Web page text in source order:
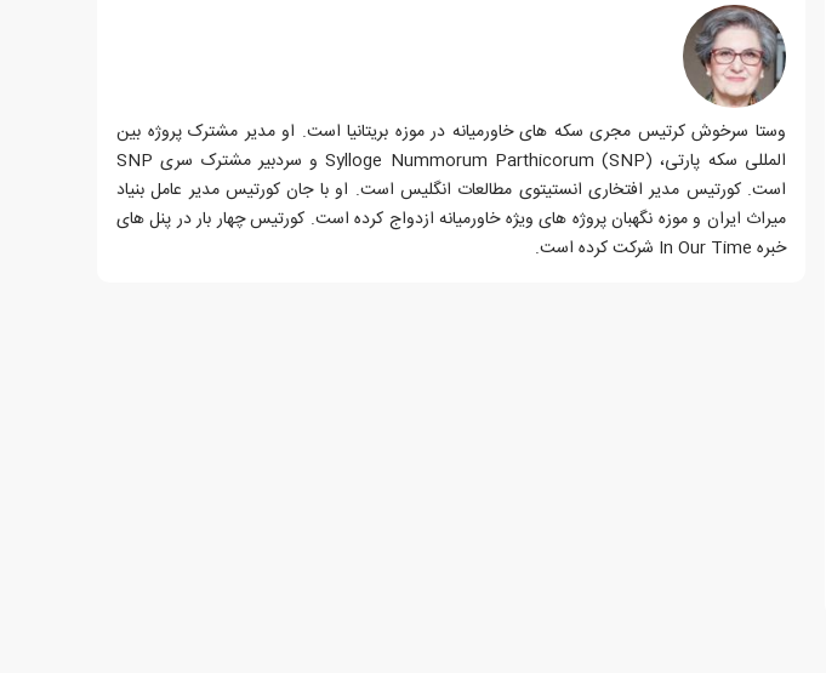
وستا سرخوش کرتیس مجری سکه های خاورمیانه در موزه بریتانیا است. او مدیر مشترک پروژه بین
المللی سکه پارتی، Sylloge Nummorum Parthicorum (SNP) و سردبیر مشترک سری SNP
است. کورتیس مدیر افتخاری انستیتوی مطالعات انگلیس است. او با جان کورتیس مدیر عامل بنیاد
میراث ایران و موزه نگهبان پروژه های ویژه خاورمیانه ازدواج کرده است. کورتیس چهار بار در پنل های
خبره In Our Time شرکت کرده است.